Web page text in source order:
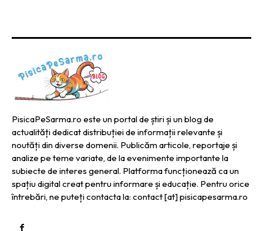
PisicaPeSarma.ro este un portal de știri și un blog de
actualități dedicat distribuției de informații relevante și
noutăți din diverse domenii. Publicăm articole, reportaje și
analize pe teme variate, de la evenimente importante la
subiecte de interes general. Platforma funcționează ca un
spațiu digital creat pentru informare și educație. Pentru orice
întrebări, ne puteți contacta la: contact [at] pisicapesarma.ro